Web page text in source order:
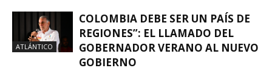
ATLÁNTICO
COLOMBIA DEBE SER UN PAÍS DE
REGIONES”: EL LLAMADO DEL
GOBERNADOR VERANO AL NUEVO
GOBIERNO